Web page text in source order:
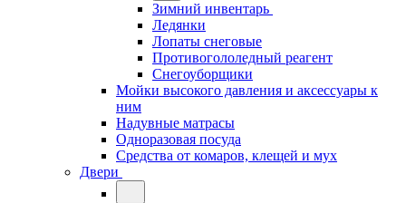
Зимний инвентарь
Ледянки
Лопаты снеговые
Противогололедный реагент
Снегоуборщики
Мойки высокого давления и аксессуары к
ним
Надувные матрасы
Одноразовая посуда
Средства от комаров, клещей и мух
Двери